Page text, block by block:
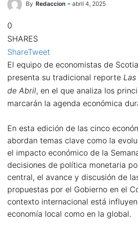
By Redaccion abril 4, 2025
0
SHARES
ShareTweet
El equipo de economistas de
presenta su tradicional reporte
de Abril, en el que analiza los
marcarán la agenda económica
En esta edición de las cinco
abordan temas clave como la
el impacto económico de la
decisiones de política monetaria
central, el avance y discusión de
propuestas por el Gobierno en el
contexto internacional está
economía local como en la global.